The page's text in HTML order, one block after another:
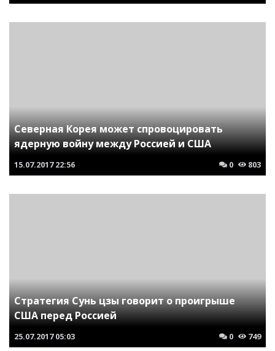
Северная Корея может спровоцировать
ядерную войну между Россией и США
15.07.2017 22:56 0 803
Стратегия Сунь цзы говорит о проигрыше
США перед Россией
25.07.2017 05:03 0 749